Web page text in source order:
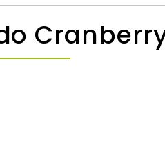
May 18.